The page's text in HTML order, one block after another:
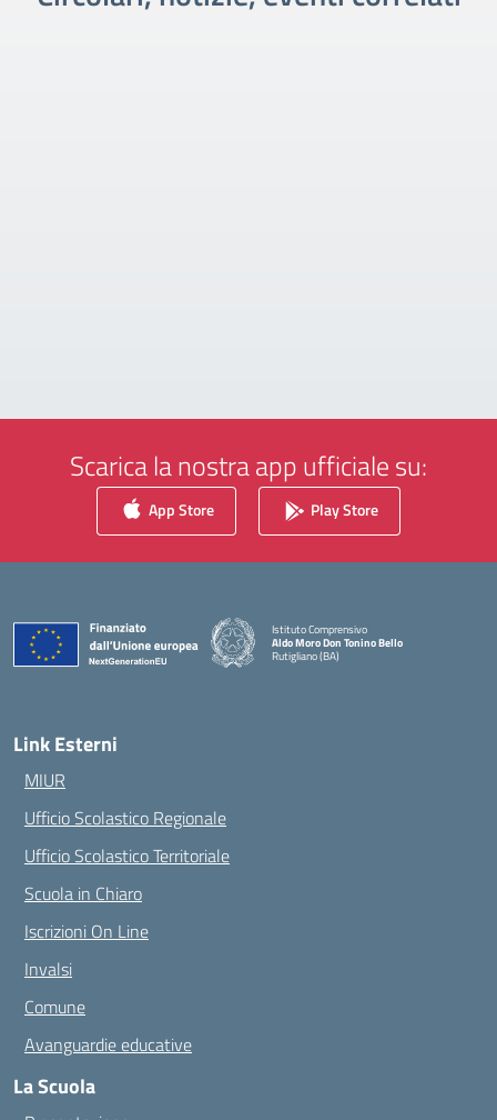
Scarica la nostra app ufficiale su:
App Store Play Store
Istituto Comprensivo
Aldo Moro Don Tonino Bello
Rutigliano (BA)
— Visita la pagina iniziale della scuola
Link Esterni
MIUR
Ufficio Scolastico Regionale
Ufficio Scolastico Territoriale
Scuola in Chiaro
Iscrizioni On Line
Invalsi
Comune
Avanguardie educative
La Scuola